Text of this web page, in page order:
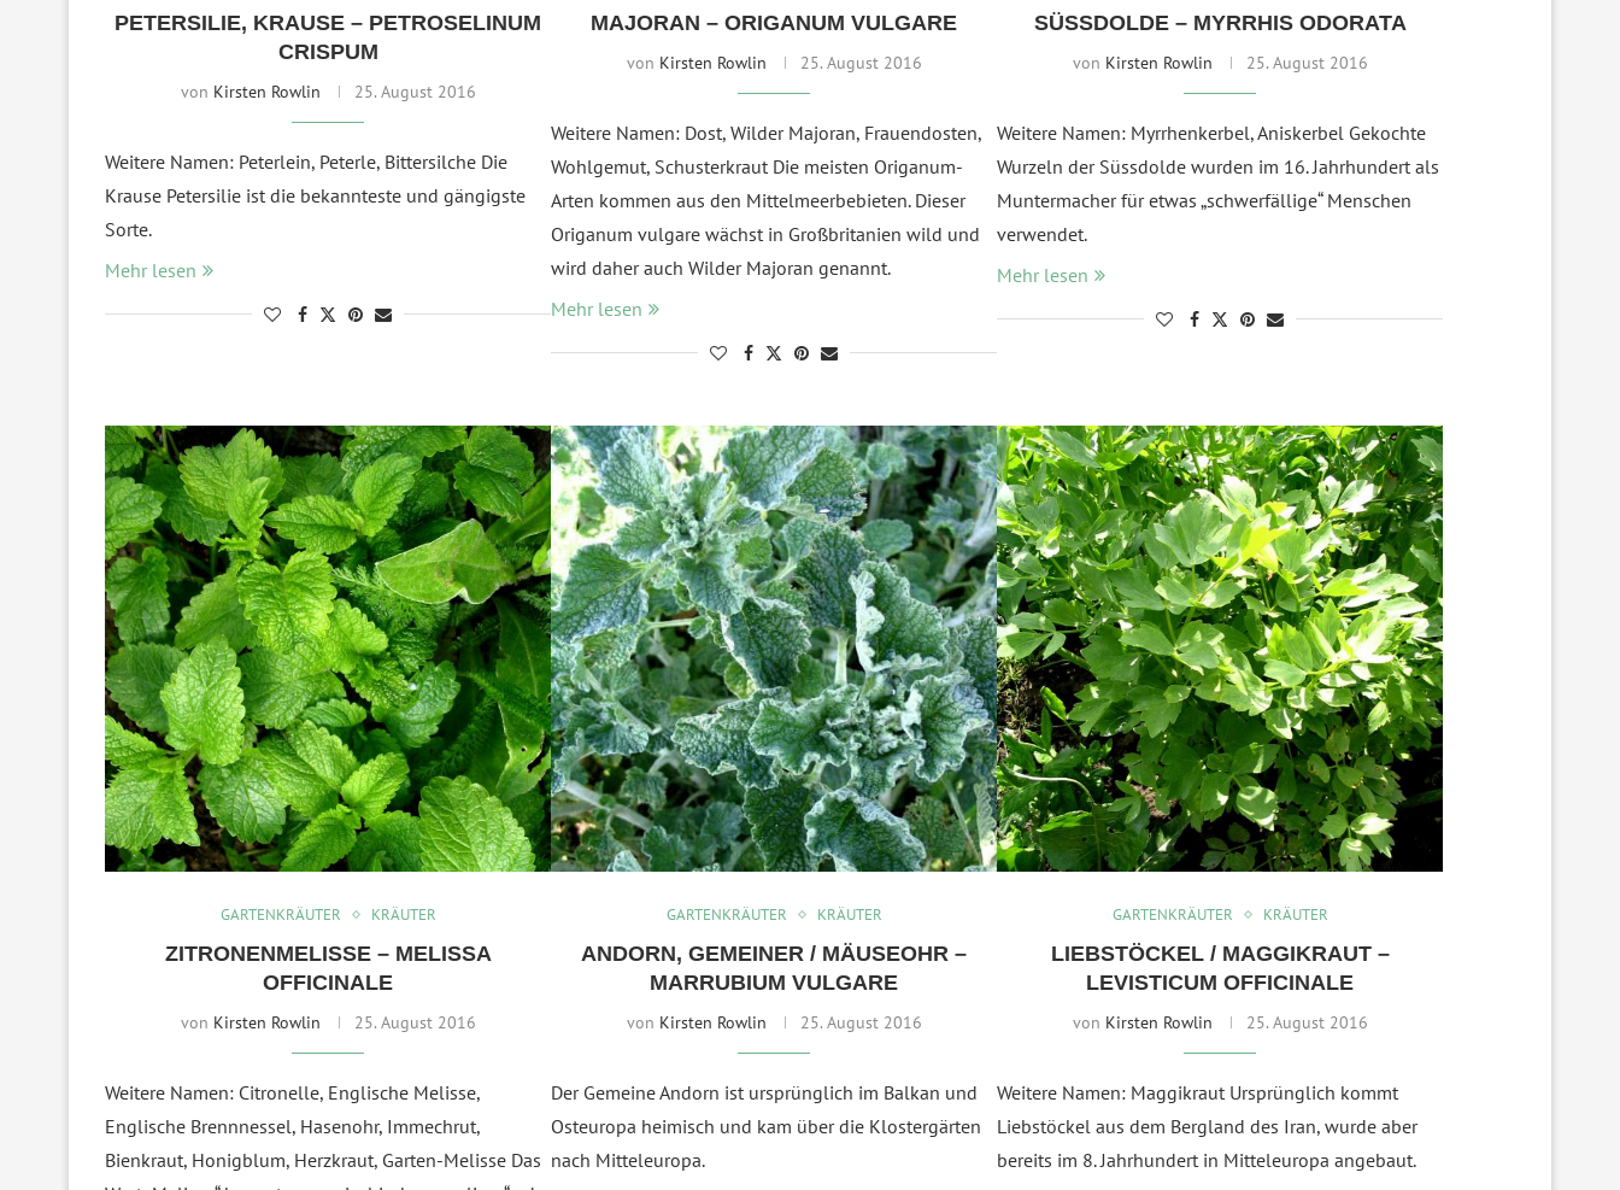
PETERSILIE, KRAUSE – PETROSELINUM
CRISPUM
von Kirsten Rowlin 25. August 2016
Weitere Namen: Peterlein, Peterle, Bittersilche Die
Krause Petersilie ist die bekannteste und gängigste
Sorte.
Mehr lesen
MAJORAN – ORIGANUM VULGARE
von Kirsten Rowlin 25. August 2016
Weitere Namen: Dost, Wilder Majoran, Frauendosten,
Wohlgemut, Schusterkraut Die meisten Origanum-
Arten kommen aus den Mittelmeerbebieten. Dieser
Origanum vulgare wächst in Großbritanien wild und
wird daher auch Wilder Majoran genannt.
Mehr lesen
SÜSSDOLDE – MYRRHIS ODORATA
von Kirsten Rowlin 25. August 2016
Weitere Namen: Myrrhenkerbel, Aniskerbel Gekochte
Wurzeln der Süssdolde wurden im 16. Jahrhundert als
Muntermacher für etwas „schwerfällige“ Menschen
verwendet.
Mehr lesen
GARTENKRÄUTER KRÄUTER
ZITRONENMELISSE – MELISSA
OFFICINALE
von Kirsten Rowlin 25. August 2016
Weitere Namen: Citronelle, Englische Melisse,
Englische Brennnessel, Hasenohr, Immechrut,
Bienkraut, Honigblum, Herzkraut, Garten-Melisse Das
GARTENKRÄUTER KRÄUTER
ANDORN, GEMEINER / MÄUSEOHR –
MARRUBIUM VULGARE
von Kirsten Rowlin 25. August 2016
Der Gemeine Andorn ist ursprünglich im Balkan und
Osteuropa heimisch und kam über die Klostergärten
nach Mitteleuropa.
GARTENKRÄUTER KRÄUTER
LIEBSTÖCKEL / MAGGIKRAUT –
LEVISTICUM OFFICINALE
von Kirsten Rowlin 25. August 2016
Weitere Namen: Maggikraut Ursprünglich kommt
Liebstöckel aus dem Bergland des Iran, wurde aber
bereits im 8. Jahrhundert in Mitteleuropa angebaut.